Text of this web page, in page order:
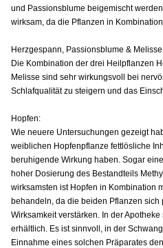
und Passionsblume beigemischt
wirksam, da die Pflanzen in
Herzgespann, Passionsblume &
Die Kombination der drei Heilpflanzen
Melisse sind sehr wirkungsvoll bei
Schlafqualität zu steigern und das
Hopfen:
Wie neuere Untersuchungen gezeigt
weiblichen Hopfenpflanze fettlösliche
beruhigende Wirkung haben. Sogar
hoher Dosierung des Bestandteils
wirksamsten ist Hopfen in Kombination
behandeln, da die beiden Pflanzen sich
Wirksamkeit verstärken. In der
erhältlich. Es ist sinnvoll, in der
Einnahme eines solchen Präparates